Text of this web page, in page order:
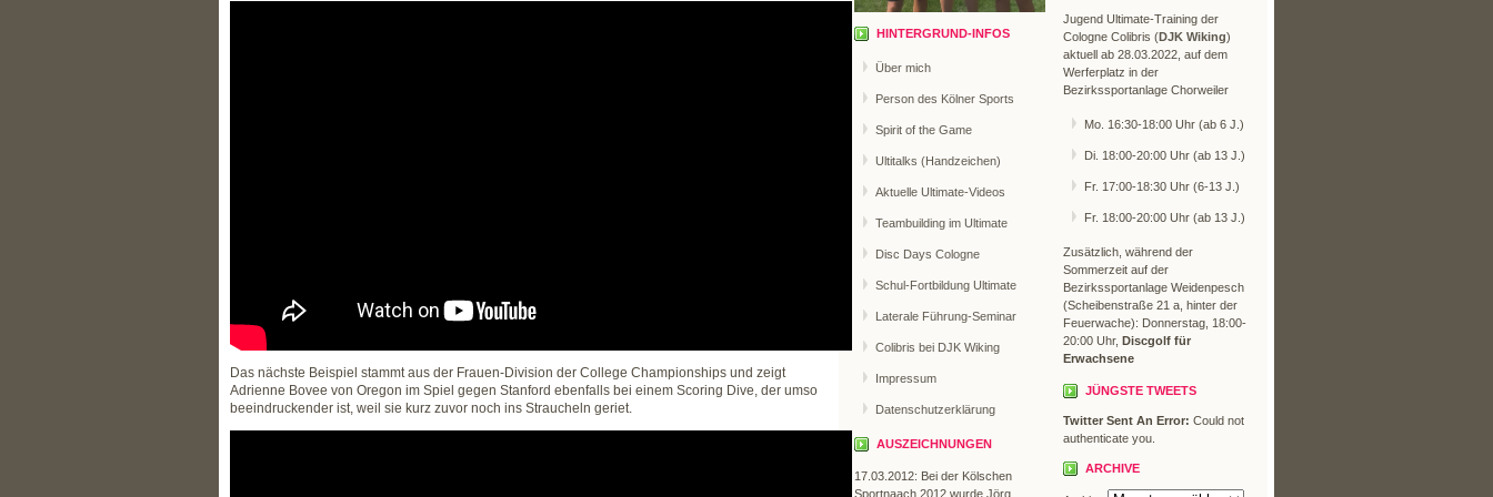
Das nächste Beispiel stammt aus der Frauen-Division der College Championships und zeigt
Adrienne Bovee von Oregon im Spiel gegen Stanford ebenfalls bei einem Scoring Dive, der umso
beeindruckender ist, weil sie kurz zuvor noch ins Straucheln geriet.
HINTERGRUND-INFOS
Über mich
Person des Kölner Sports
Spirit of the Game
Ultitalks (Handzeichen)
Aktuelle Ultimate-Videos
Teambuilding im Ultimate
Disc Days Cologne
Schul-Fortbildung Ultimate
Laterale Führung-Seminar
Colibris bei DJK Wiking
Impressum
Datenschutzerklärung
AUSZEICHNUNGEN
17.03.2012: Bei der Kölschen
Sportnaach 2012 wurde Jörg
Jugend Ultimate-Training der
Cologne Colibris (DJK Wiking)
aktuell ab 28.03.2022, auf dem
Werferplatz in der
Bezirkssportanlage Chorweiler
Mo. 16:30-18:00 Uhr (ab 6 J.)
Di. 18:00-20:00 Uhr (ab 13 J.)
Fr. 17:00-18:30 Uhr (6-13 J.)
Fr. 18:00-20:00 Uhr (ab 13 J.)
Zusätzlich, während der
Sommerzeit auf der
Bezirkssportanlage Weidenpesch
(Scheibenstraße 21 a, hinter der
Feuerwache): Donnerstag, 18:00-
20:00 Uhr, Discgolf für
Erwachsene
JÜNGSTE TWEETS
Twitter Sent An Error: Could not
authenticate you.
ARCHIVE